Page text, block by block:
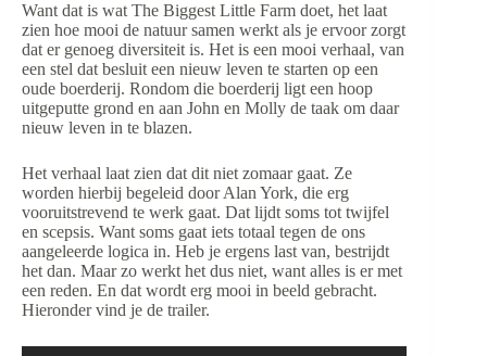
Want dat is wat The Biggest Little Farm doet, het laat
zien hoe mooi de natuur samen werkt als je ervoor zorgt
dat er genoeg diversiteit is. Het is een mooi verhaal, van
een stel dat besluit een nieuw leven te starten op een
oude boerderij. Rondom die boerderij ligt een hoop
uitgeputte grond en aan John en Molly de taak om daar
nieuw leven in te blazen.
Het verhaal laat zien dat dit niet zomaar gaat. Ze
worden hierbij begeleid door Alan York, die erg
vooruitstrevend te werk gaat. Dat lijdt soms tot twijfel
en scepsis. Want soms gaat iets totaal tegen de ons
aangeleerde logica in. Heb je ergens last van, bestrijdt
het dan. Maar zo werkt het dus niet, want alles is er met
een reden. En dat wordt erg mooi in beeld gebracht.
Hieronder vind je de trailer.